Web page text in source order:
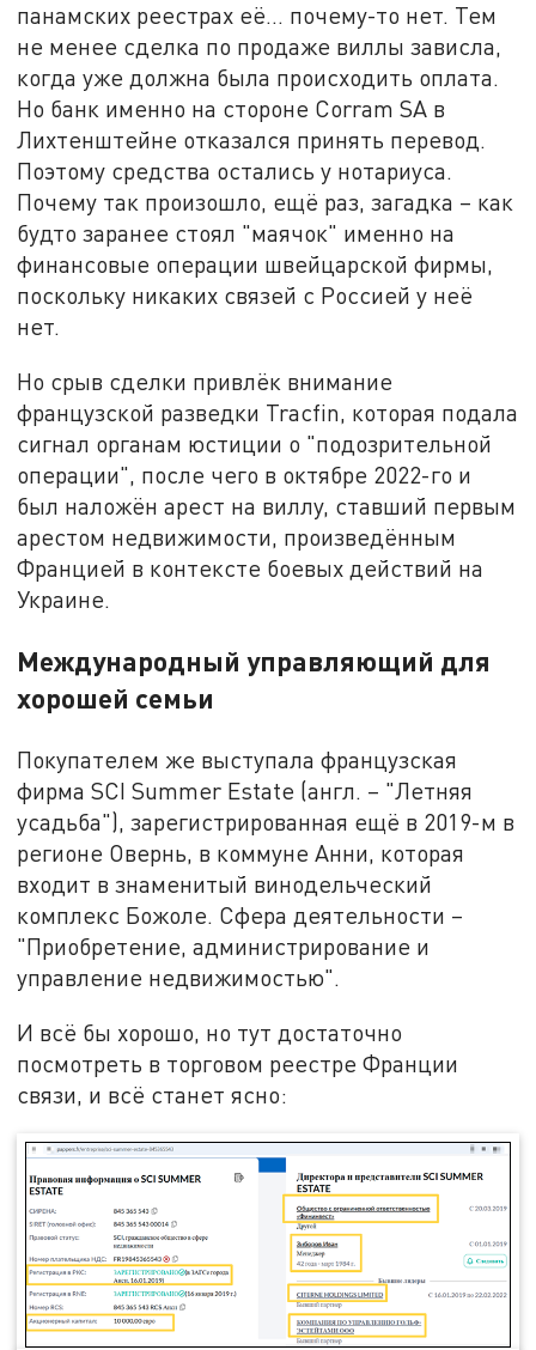
панамских реестрах её... почему-то нет. Тем
не менее сделка по продаже виллы зависла,
когда уже должна была происходить оплата.
Но банк именно на стороне Corram SA в
Лихтенштейне отказался принять перевод.
Поэтому средства остались у нотариуса.
Почему так произошло, ещё раз, загадка – как
будто заранее стоял "маячок" именно на
финансовые операции швейцарской фирмы,
поскольку никаких связей с Россией у неё
нет.
Но срыв сделки привлёк внимание
французской разведки Tracfin, которая подала
сигнал органам юстиции о "подозрительной
операции", после чего в октябре 2022-го и
был наложён арест на виллу, ставший первым
арестом недвижимости, произведённым
Францией в контексте боевых действий на
Украине.
Международный управляющий для
хорошей семьи
Покупателем же выступала французская
фирма SCI Summer Estate (англ. – "Летняя
усадьба"), зарегистрированная ещё в 2019-м в
регионе Овернь, в коммуне Анни, которая
входит в знаменитый винодельческий
комплекс Божоле. Сфера деятельности –
"Приобретение, администрирование и
управление недвижимостью".
И всё бы хорошо, но тут достаточно
посмотреть в торговом реестре Франции
связи, и всё станет ясно: